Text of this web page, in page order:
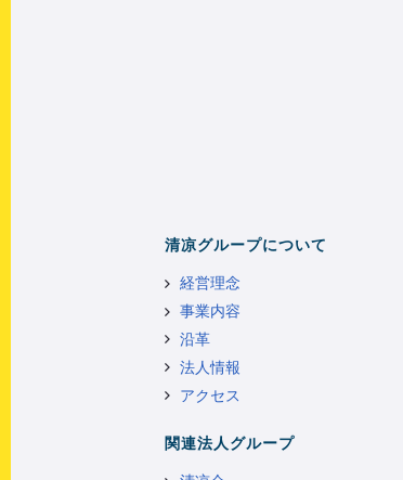
清凉グループについて
経営理念
事業内容
沿革
法人情報
アクセス
関連法人グループ